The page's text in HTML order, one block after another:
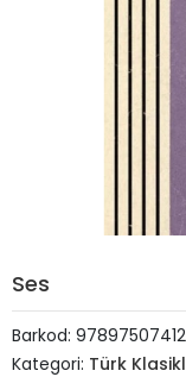
Ses
Barkod:
Kategori: Türk